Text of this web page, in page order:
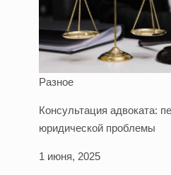
Разное
Консультация адвоката:
юридической проблемы
1 июня, 2025